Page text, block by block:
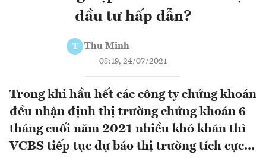
đầu tư hấp dẫn?
T Thu Minh
08:19, 24/07/2021
Trong khi hầu hết các công ty chứng khoán
đều nhận định thị trường chứng khoán 6
tháng cuối năm 2021 nhiều khó khăn thì
VCBS tiếp tục dự báo thị trường tích cực...